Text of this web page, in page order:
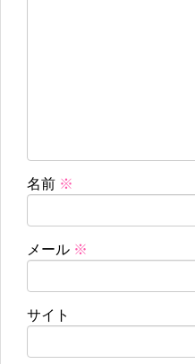
名前 ※
メール ※
サイト